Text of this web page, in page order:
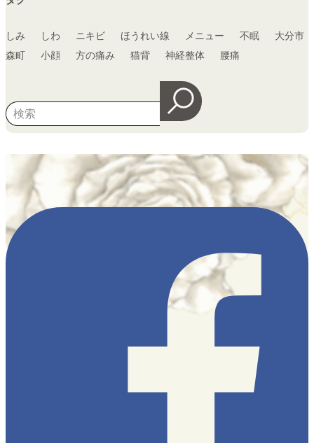
しみ しわ ニキビ ほうれい線 メニュー 不眠
大分市
森町
小顔 方の痛み 猫背 神経整体 腰痛